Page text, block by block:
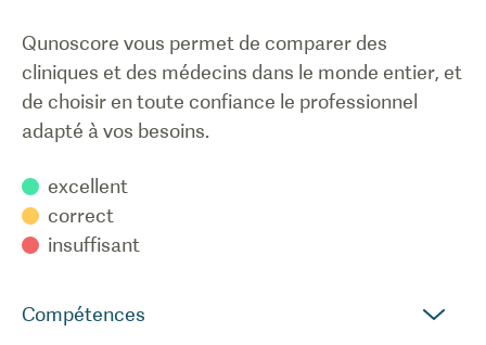
Qunoscore vous permet de comparer des
cliniques et des médecins dans le monde entier, et
de choisir en toute confiance le professionnel
adapté à vos besoins.
excellent
correct
insuffisant
Compétences